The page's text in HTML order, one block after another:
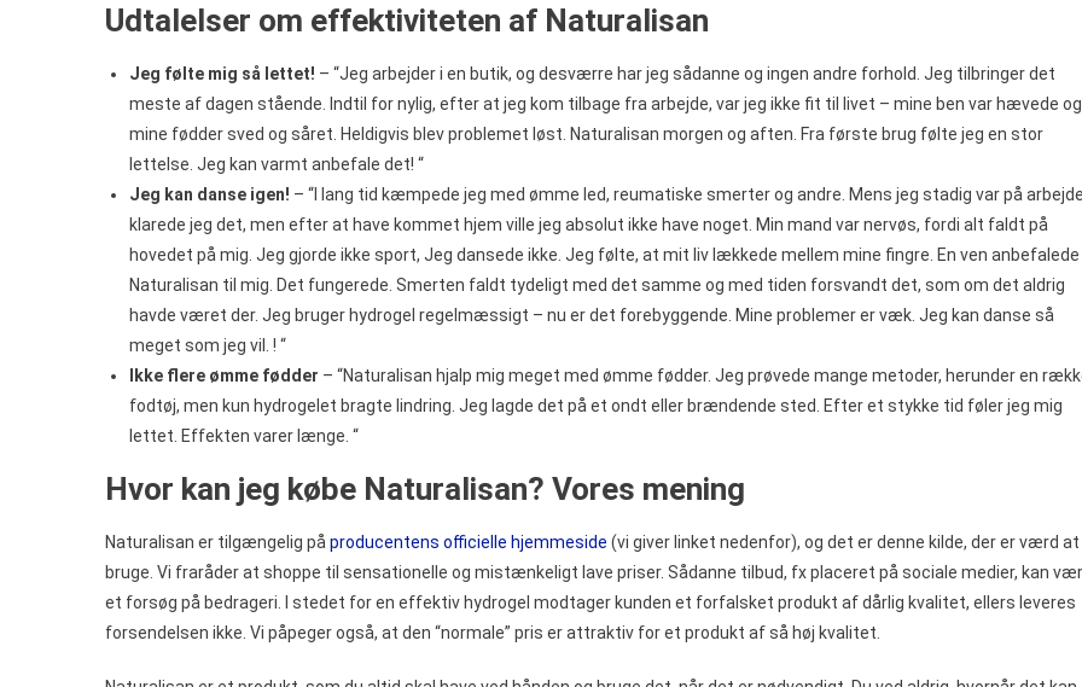
Udtalelser om effektiviteten af Naturalisan
Jeg følte mig så lettet! – “Jeg arbejder i en butik, og desværre har jeg sådanne og ingen andre forhold. Jeg tilbringer det
meste af dagen stående. Indtil for nylig, efter at jeg kom tilbage fra arbejde, var jeg ikke fit til livet – mine ben var hævede og
mine fødder sved og såret. Heldigvis blev problemet løst. Naturalisan morgen og aften. Fra første brug følte jeg en stor
lettelse. Jeg kan varmt anbefale det! “
Jeg kan danse igen! – “I lang tid kæmpede jeg med ømme led, reumatiske smerter og andre. Mens jeg stadig var på
klarede jeg det, men efter at have kommet hjem ville jeg absolut ikke have noget. Min mand var nervøs, fordi alt faldt på
hovedet på mig. Jeg gjorde ikke sport, Jeg dansede ikke. Jeg følte, at mit liv lækkede mellem mine fingre. En ven anbefalede
Naturalisan til mig. Det fungerede. Smerten faldt tydeligt med det samme og med tiden forsvandt det, som om det aldrig
havde været der. Jeg bruger hydrogel regelmæssigt – nu er det forebyggende. Mine problemer er væk. Jeg kan danse så
meget som jeg vil. ! “
Ikke flere ømme fødder – “Naturalisan hjalp mig meget med ømme fødder. Jeg prøvede mange metoder, herunder en
fodtøj, men kun hydrogelet bragte lindring. Jeg lagde det på et ondt eller brændende sted. Efter et stykke tid føler jeg mig
lettet. Effekten varer længe. “
Hvor kan jeg købe Naturalisan? Vores mening
Naturalisan er tilgængelig på producentens officielle hjemmeside (vi giver linket nedenfor), og det er denne kilde, der er værd at
bruge. Vi fraråder at shoppe til sensationelle og mistænkeligt lave priser. Sådanne tilbud, fx placeret på sociale medier, kan
et forsøg på bedrageri. I stedet for en effektiv hydrogel modtager kunden et forfalsket produkt af dårlig kvalitet, ellers leveres
forsendelsen ikke. Vi påpeger også, at den “normale” pris er attraktiv for et produkt af så høj kvalitet.